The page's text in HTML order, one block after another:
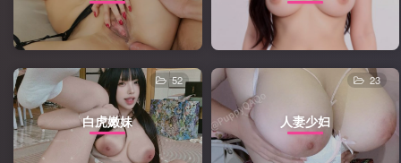
白虎嫩妹
52
人妻少妇
23